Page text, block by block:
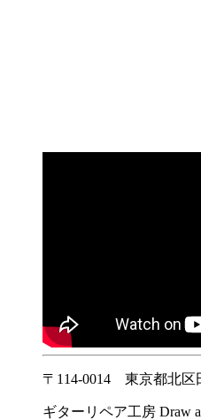
〒114-0014 東京都北区
ギターリペア工房 Draw